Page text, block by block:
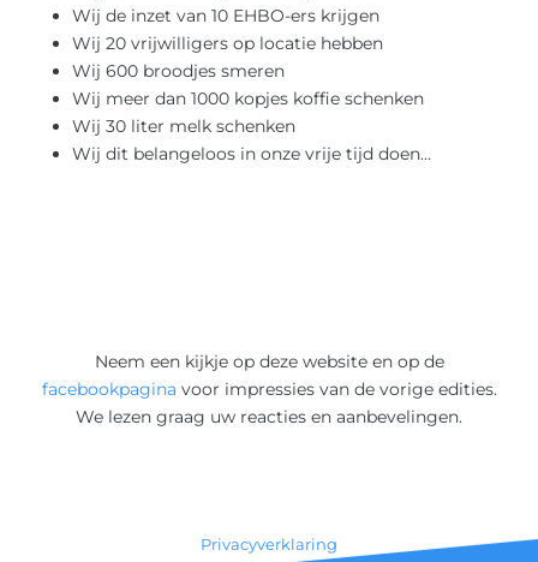
Wij de inzet van 10 EHBO-ers krijgen
Wij 20 vrijwilligers op locatie hebben
Wij 600 broodjes smeren
Wij meer dan 1000 kopjes koffie schenken
Wij 30 liter melk schenken
Wij dit belangeloos in onze vrije tijd doen…
Neem een kijkje op deze website en op de
facebookpagina voor impressies van de vorige edities.
We lezen graag uw reacties en aanbevelingen.
Privacyverklaring